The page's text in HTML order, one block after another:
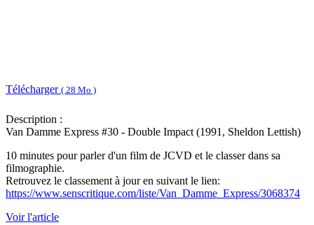
Télécharger ( 28 Mo )
Description :
Van Damme Express #30 - Double Impact (1991, Sheldon Lettish)
10 minutes pour parler d'un film de JCVD et le classer dans sa
filmographie.
Retrouvez le classement à jour en suivant le lien:
https://www.senscritique.com/liste/Van_Damme_Express/3068374
Voir l'article